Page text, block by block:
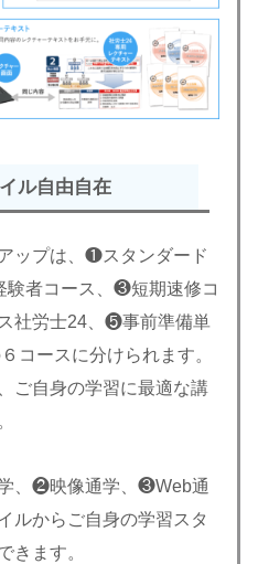
ル自由自在
ップは、❶スタンダード
者コース、❸短期速修コ
社労士24、❺事前準備単
コースに分けられます。
ご自身の学習に最適な講
、❷映像通学、❸Web通
ルからご自身の学習スタ
きます。